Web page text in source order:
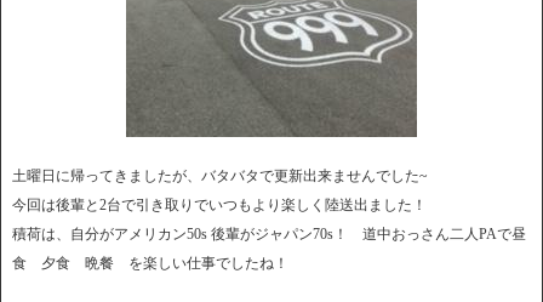
土曜日に帰ってきましたが、バタバタで更新出来ませんでした~
今回は後輩と2台で引き取りでいつもより楽しく陸送出ました！
積荷は、自分がアメリカン50s 後輩がジャパン70s！ 道中おっさん二人PAで昼
食 夕食 晩餐 を楽しい仕事でしたね！